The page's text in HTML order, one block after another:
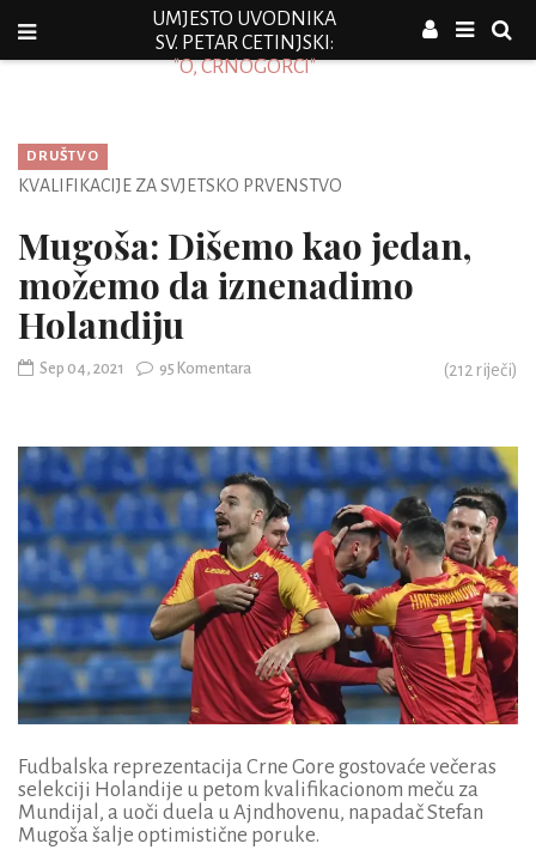
UMJESTO UVODNIKA
SV. PETAR CETINJSKI:
"O, CRNOGORCI"
DRUŠTVO
KVALIFIKACIJE ZA SVJETSKO PRVENSTVO
Mugoša: Dišemo kao jedan,
možemo da iznenadimo
Holandiju
Sep 04, 2021 95 Komentara (212 riječi)
Fudbalska reprezentacija Crne Gore gostovaće večeras
selekciji Holandije u petom kvalifikacionom meču za
Mundijal, a uoči duela u Ajndhovenu, napadač Stefan
Mugoša šalje optimistične poruke.